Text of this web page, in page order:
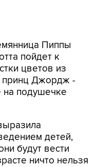
Пиппы
пойдет к
цветов из
принц Джордж -
на подушечке
детей,
будут вести
ничто нельзя